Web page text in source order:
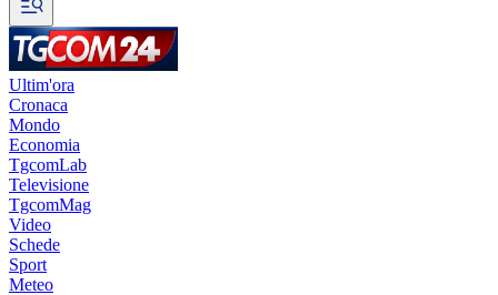
Ultim'ora
Cronaca
Mondo
Economia
TgcomLab
Televisione
TgcomMag
Video
Schede
Sport
Meteo